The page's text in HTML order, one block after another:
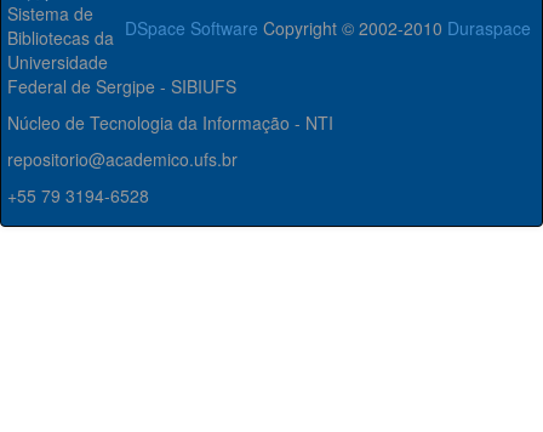
DSpace Software Copyright © 2002-2010 Duraspace
Sistema de
Bibliotecas da
Universidade
Federal de Sergipe - SIBIUFS
Núcleo de Tecnologia da Informação - NTI
repositorio@academico.ufs.br
+55 79 3194-6528